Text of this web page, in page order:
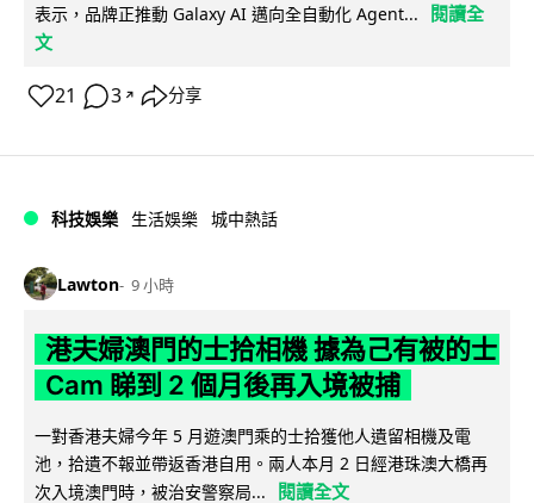
表示，品牌正推動 Galaxy AI 邁向全自動化 Agent...
閱讀全
文
21 3 ↗ 分享
科技娛樂 生活娛樂 城中熱話
Lawton 9 小時
港夫婦澳門的士拾相機 據為己有被的士
Cam 睇到 2 個月後再入境被捕
一對香港夫婦今年 5 月遊澳門乘的士拾獲他人遺留相機及電
池，拾遺不報並帶返香港自用。兩人本月 2 日經港珠澳大橋再
次入境澳門時，被治安警察局...
閱讀全文